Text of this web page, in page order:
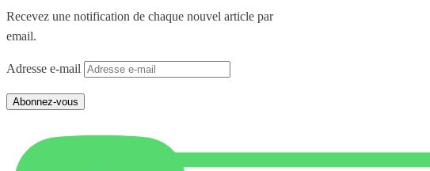
Recevez une notification de chaque nouvel article par
email.
Adresse e-mail
Abonnez-vous